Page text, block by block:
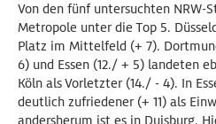
Von den fünf untersuchten NRW-
Metropole unter die Top 5.
Platz im Mittelfeld (+ 7).
6) und Essen (12./ + 5) landeten
Köln als Vorletzter (14./ - 4). In
deutlich zufriedener (+ 11) als